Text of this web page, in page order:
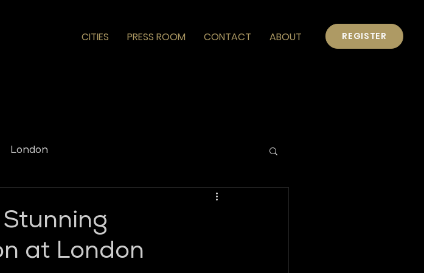
CITIES PRESS ROOM CONTACT ABOUT REGISTER
London
Stunning
at London